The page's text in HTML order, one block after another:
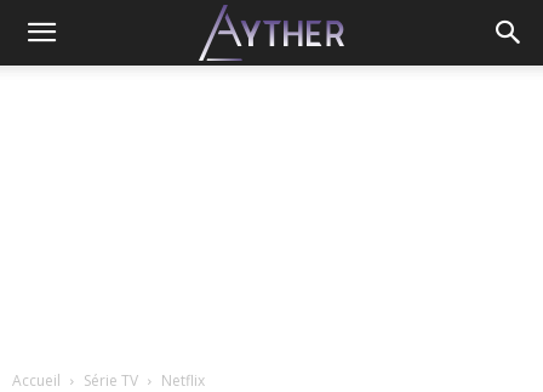
Accueil Série TV Netflix